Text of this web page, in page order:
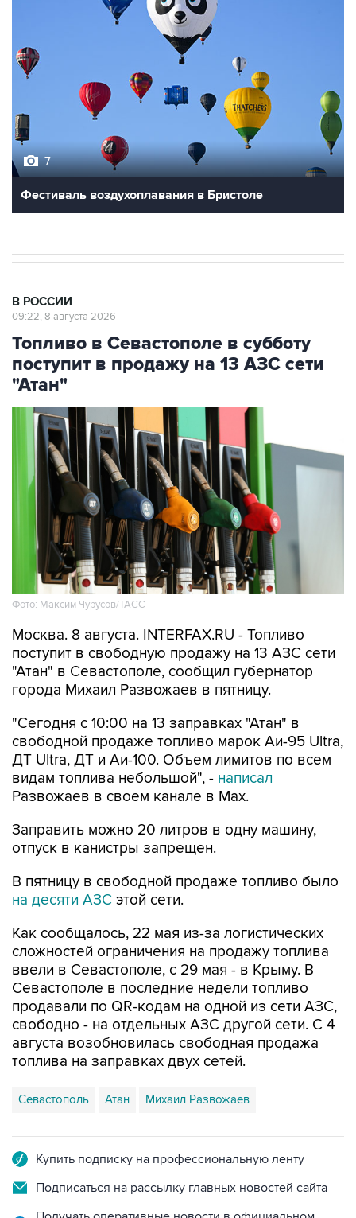
7
Фестиваль воздухоплавания в Бристоле
В РОССИИ
09:22, 8 августа 2026
Топливо в Севастополе в субботу
поступит в продажу на 13 АЗС сети
"Атан"
Фото: Максим Чурусов/ТАСС
Москва. 8 августа. INTERFAX.RU - Топливо
поступит в свободную продажу на 13 АЗС сети
"Атан" в Севастополе, сообщил губернатор
города Михаил Развожаев в пятницу.
"Сегодня с 10:00 на 13 заправках "Атан" в
свободной продаже топливо марок Аи-95 Ultra,
ДТ Ultra, ДТ и Аи-100. Объем лимитов по всем
видам топлива небольшой", - написал
Развожаев в своем канале в Max.
Заправить можно 20 литров в одну машину,
отпуск в канистры запрещен.
В пятницу в свободной продаже топливо было
на десяти АЗС этой сети.
Как сообщалось, 22 мая из-за логистических
сложностей ограничения на продажу топлива
ввели в Севастополе, с 29 мая - в Крыму. В
Севастополе в последние недели топливо
продавали по QR-кодам на одной из сети АЗС,
свободно - на отдельных АЗС другой сети. С 4
августа возобновилась свободная продажа
топлива на заправках двух сетей.
Севастополь Атан Михаил Развожаев
Купить подписку на профессиональную ленту
Подписаться на рассылку главных новостей сайта